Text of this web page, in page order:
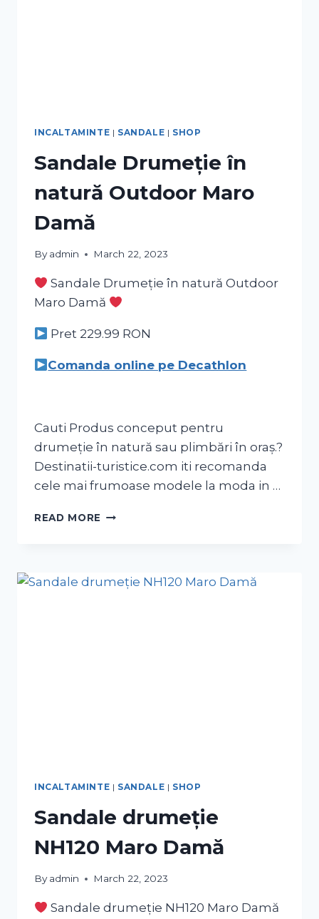
INCALTAMINTE | SANDALE | SHOP
Sandale Drumeție în
natură Outdoor Maro
Damă
By admin March 22, 2023
Sandale Drumeție în natură Outdoor
Maro Damă
Pret 229.99 RON
Comanda online pe Decathlon
Cauti Produs conceput pentru
drumeție în natură sau plimbări în oraș.?
Destinatii-turistice.com iti recomanda
cele mai frumoase modele la moda in …
READ MORE
INCALTAMINTE | SANDALE | SHOP
Sandale drumeție
NH120 Maro Damă
By admin March 22, 2023
Sandale drumeție NH120 Maro Damă